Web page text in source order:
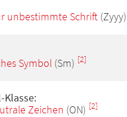
unbestimmte Schrift(Zyyy)
Symbol(Sm) [2]
Zeichen (ON) [2]